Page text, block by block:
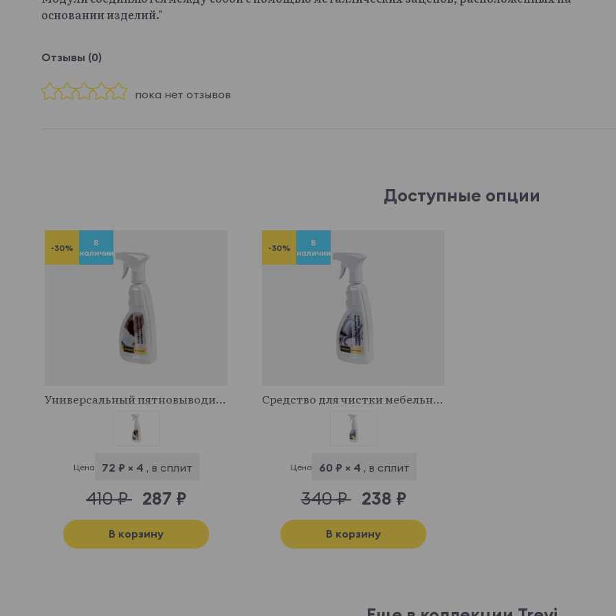
основании изделий."
Отзывы (0)
пока нет отзывов
Доступные опции
-30%
В
наличии
Универсальный пятновыводитель
Цена 72 ₽ × 4 , в сплит
410 ₽ 287 ₽
В корзину
-30%
В
наличии
Средство для чистки мебельных тканей
Цена 60 ₽ × 4 , в сплит
340 ₽ 238 ₽
В корзину